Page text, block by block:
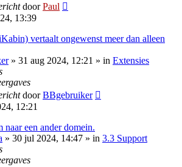
doorPaul
13:39
vertaalt ongewenst meer dan alleen
» 31 aug 2024, 12:21 » in Extensies
doorBBgebruiker
12:21
naar een ander domein.
» 30 jul 2024, 14:47 » in 3.3 Support